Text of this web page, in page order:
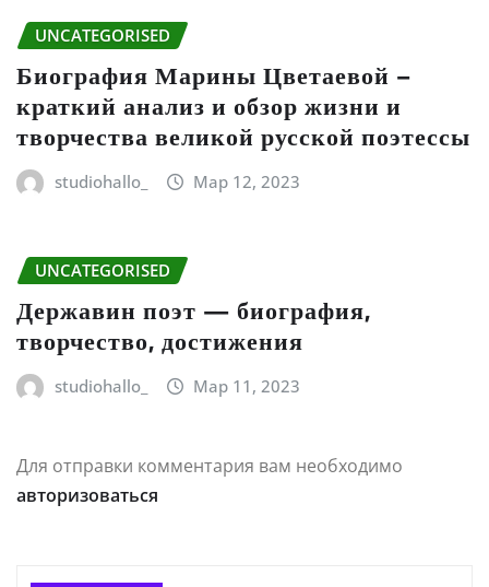
UNCATEGORISED
Биография Марины Цветаевой –
краткий анализ и обзор жизни и
творчества великой русской поэтессы
studiohallo_ Мар 12, 2023
UNCATEGORISED
Державин поэт — биография,
творчество, достижения
studiohallo_ Мар 11, 2023
Для отправки комментария вам необходимо
авторизоваться